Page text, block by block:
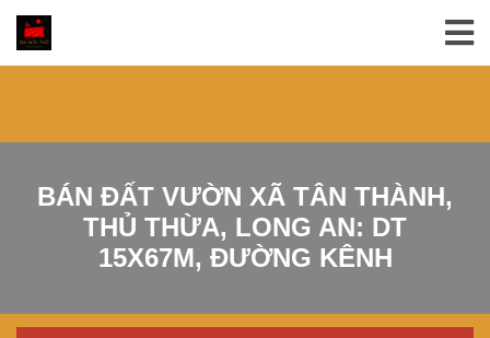
BÁN ĐẤT VƯỜN XÃ TÂN THÀNH,
THỦ THỪA, LONG AN: DT
15X67M, ĐƯỜNG KÊNH